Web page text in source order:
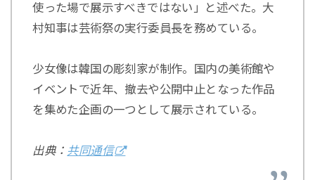
使った場で展示すべきではない」と述べた。大
村知事は芸術祭の実行委員長を務めている。
少女像は韓国の彫刻家が制作。国内の美術館や
イベントで近年、撤去や公開中止となった作品
を集めた企画の一つとして展示されている。
出典： 共同通信